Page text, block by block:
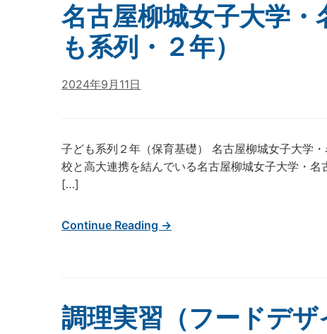
名古屋柳城女子大学
も系列・２年）
2024年9月11日
子ども系列２年（保育基礎） 名古屋柳城女子大学
校と高大連携を結んでいる名古屋柳城女子大学・
[…]
Continue Reading →
調理実習（フードデザ